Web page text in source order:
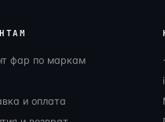
фар по маркам
и оплата